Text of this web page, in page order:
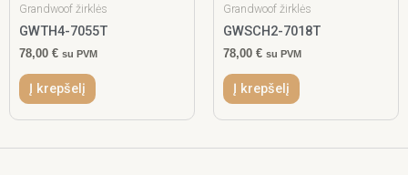
Grandwoof žirklės
GWTH4-7055T
78,00 € su PVM
Į krepšelį
Grandwoof žirklės
GWSCH2-7018T
78,00 € su PVM
Į krepšelį